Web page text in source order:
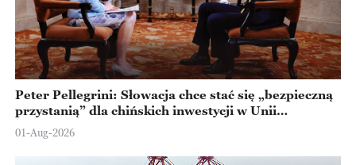
Peter Pellegrini: Słowacja chce stać się „bezpieczną
przystanią” dla chińskich inwestycji w Unii
Europejskiej
01-Aug-2026